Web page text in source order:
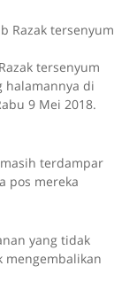
tersenyum
halamannya di
9 Mei 2018.
terdampar
pos mereka
yang tidak